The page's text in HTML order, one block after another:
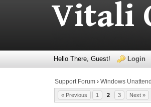
Hello There, Guest! Login
Support Forum ›Windows
« Previous 1 2 3 Next »